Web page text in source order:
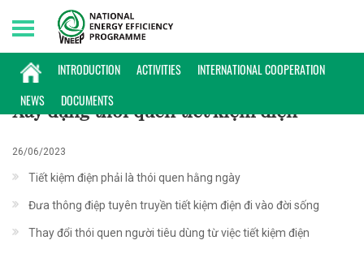
INTRODUCTION ACTIVITIES
INTERNATIONAL COOPERATION
NEWS
DOCUMENTS
Sunday, 09/08/2026 | 17:02 GMT+7
HOẠT ĐỘNG
Xây dựng thói quen tiết kiệm điện
26/06/2023
Tiết kiệm điện phải là thói quen hằng ngày
Đưa thông điệp tuyên truyền tiết kiệm điện đi vào đời sống
Thay đổi thói quen người tiêu dùng từ việc tiết kiệm điện